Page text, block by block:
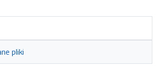
pliki